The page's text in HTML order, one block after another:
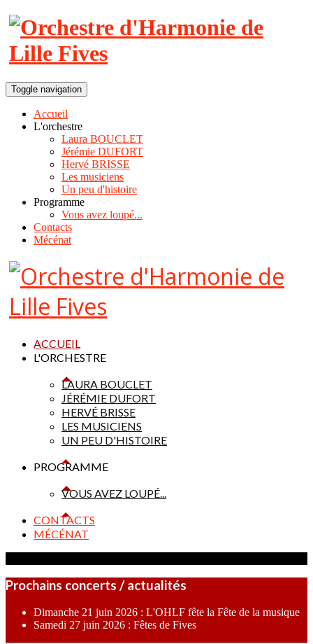
Toggle navigation
Accueil
L'orchestre
Laura BOUCLET
Jérémie DUFORT
Hervé BRISSE
Les musiciens
Un peu d'histoire
Programme
Vous avez loupé...
Contacts
Mécénat
ACCUEIL
L'ORCHESTRE
LAURA BOUCLET
JÉRÉMIE DUFORT
HERVÉ BRISSE
LES MUSICIENS
UN PEU D'HISTOIRE
PROGRAMME
VOUS AVEZ LOUPÉ...
CONTACTS
MÉCÉNAT
Prochains concerts / actualités
Dimanche 21 juin 2026 : L'OHLF fête la Fête de la musique
Samedi 27 juin 2026 : Fêtes de Fives